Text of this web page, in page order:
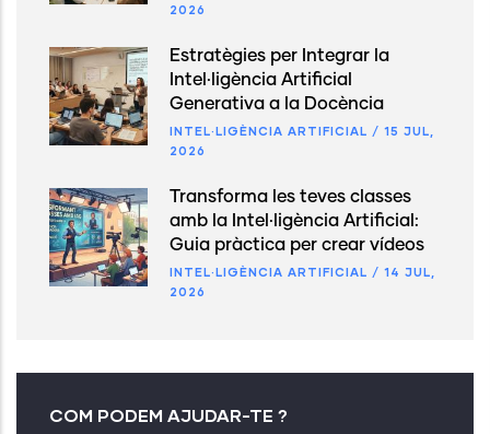
2026
Estratègies per Integrar la
Intel·ligència Artificial
Generativa a la Docència
INTEL·LIGÈNCIA ARTIFICIAL / 15 JUL,
2026
Transforma les teves classes
amb la Intel·ligència Artificial:
Guia pràctica per crear vídeos
INTEL·LIGÈNCIA ARTIFICIAL / 14 JUL,
2026
COM PODEM AJUDAR-TE ?